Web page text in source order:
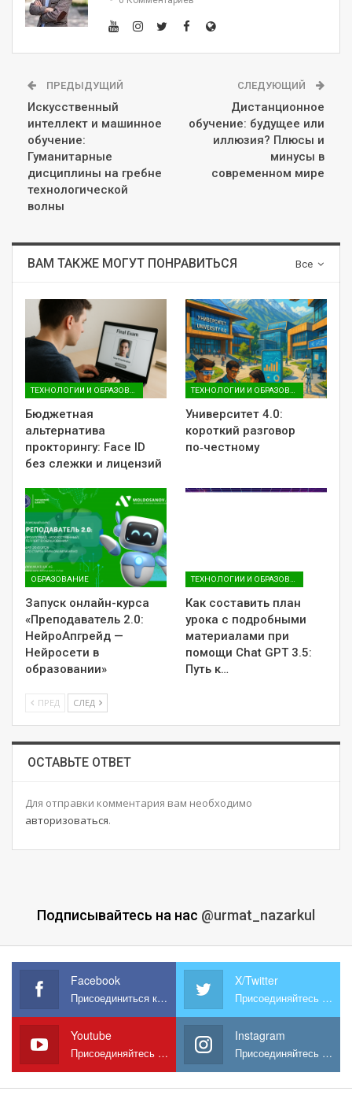
ПРЕДЫДУЩИЙ
Искусственный
интеллект и машинное
обучение:
Гуманитарные
дисциплины на гребне
технологической
волны
СЛЕДУЮЩИЙ
Дистанционное
обучение: будущее или
иллюзия? Плюсы и
минусы в
современном мире
Все
ВАМ ТАКЖЕ МОГУТ ПОНРАВИТЬСЯ
Бюджетная
альтернатива
прокторингу: Face ID
без слежки и лицензий
Университет 4.0:
короткий разговор
по‑честному
ОБРАЗОВАНИЕ
Запуск онлайн-курса
«Преподаватель 2.0:
НейроАпгрейд —
Нейросети в
образовании»
Как составить план
урока с подробными
материалами при
помощи Chat GPT 3.5:
Путь к…
ПРЕД СЛЕД
ОСТАВЬТЕ ОТВЕТ
Для отправки комментария вам необходимо
авторизоваться.
Подписывайтесь на нас @urmat_nazarkul
Facebook
Присоединиться к нам на Facebook
X/Twitter
Присоединяйтесь к нам в X
Youtube
Присоединяйтесь к нам на YouTube
Instagram
Присоединяйтесь к нам в Instagram